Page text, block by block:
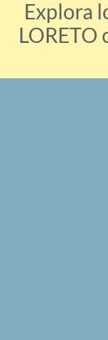
Explora
LORETO